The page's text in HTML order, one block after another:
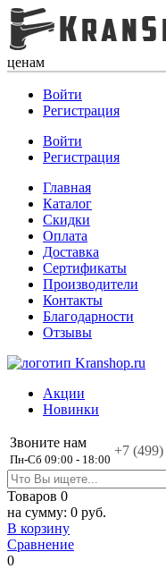
ценам
Войти
Регистрация
Войти
Регистрация
Главная
Каталог
Скидки
Оплата
Доставка
Сертификаты
Производители
Контакты
Благодарности
Отзывы
Акции
Новинки
Звоните нам
Пн-Сб 09:00 - 18:00
+7 (499)
Товаров 0
на сумму: 0 руб.
В корзину
Сравнение
0